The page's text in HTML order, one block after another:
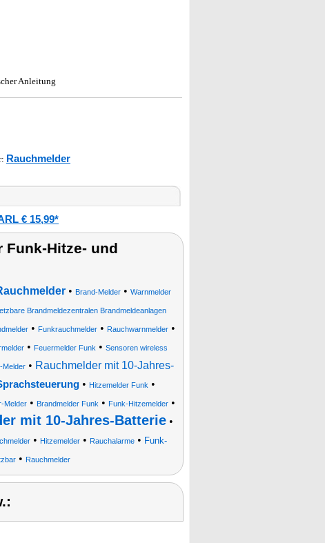
Anleitung
Rauchmelder
€ 15,99*
Funk-Hitze- und
• Brand-Melder• Warnmelder
Brandmeldezentralen Brandmeldeanlagen
• Funkrauchmelder• Rauchwarnmelder•
• Feuermelder Funk • Sensoren wireless
Melder• Rauchmelder mit 10-Jahres-
• Hitzemelder Funk •
Melder• Brandmelder Funk • Funk-Hitzemelder•
mit 10-Jahres-Batterie •
• Hitzemelder• Rauchalarme• Funk-
• Rauchmelder